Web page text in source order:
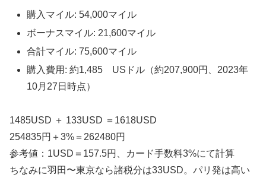
購入マイル: 54,000マイル
ボーナスマイル: 21,600マイル
合計マイル: 75,600マイル
購入費用: 約1,485 USドル（約207,900円、2023年
10月27日時点）
1485USD ＋ 133USD ＝1618USD
254835円＋3%＝262480円
参考値：1USD＝157.5円、カード手数料3%にて計算
ちなみに羽田〜東京なら諸税分は33USD。パリ発は高い